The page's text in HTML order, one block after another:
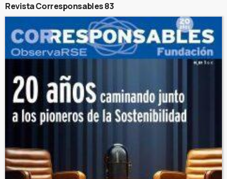
Revista Corresponsables 83